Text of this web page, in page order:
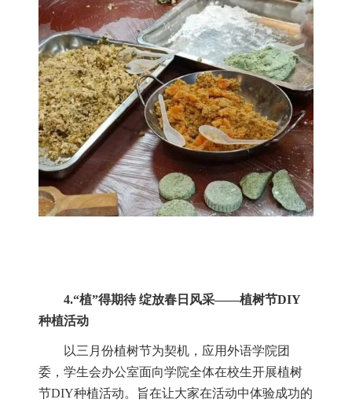
4.“植”得期待 绽放春日风采——植树节DIY
种植活动
以三月份植树节为契机，应用外语学院团
委，学生会办公室面向学院全体在校生开展植树
节DIY种植活动。旨在让大家在活动中体验成功的